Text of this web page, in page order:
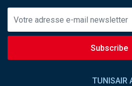
Subscribe
TUNISAIR